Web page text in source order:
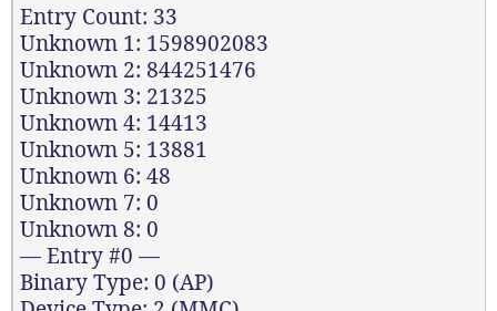
Entry Count: 33
Unknown 1: 1598902083
Unknown 2: 844251476
Unknown 3: 21325
Unknown 4: 14413
Unknown 5: 13881
Unknown 6: 48
Unknown 7: 0
Unknown 8: 0
— Entry #0 —
Binary Type: 0 (AP)